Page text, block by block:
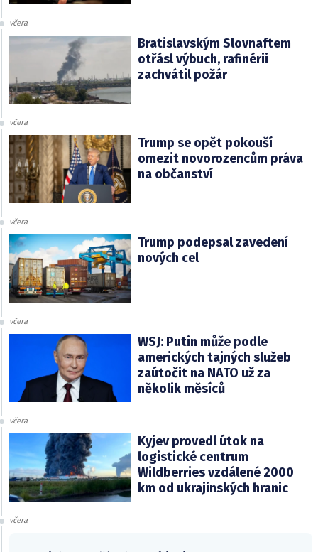
včera
Bratislavským Slovnaftem
otřásl výbuch, rafinérii
zachvátil požár
včera
Trump se opět pokouší
omezit novorozencům práva
na občanství
včera
Trump podepsal zavedení
nových cel
včera
WSJ: Putin může podle
amerických tajných služeb
zaútočit na NATO už za
několik měsíců
včera
Kyjev provedl útok na
logistické centrum
Wildberries vzdálené 2000
km od ukrajinských hranic
včera